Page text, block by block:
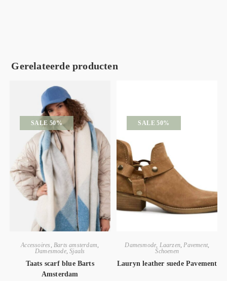
Gerelateerde producten
SALE 50%
Accessoires Barts amsterdam
Damesmode,Sjaals
Taats scarf blue Barts
Amsterdam
SALE 50%
Damesmode Laarzen Pavement,
Schoenen
Lauryn leather suede Pavement